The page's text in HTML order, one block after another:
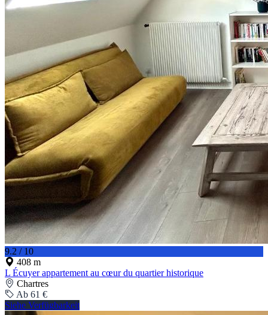
9.2 / 10
408 m
L Écuyer appartement au cœur du quartier historique
Chartres
Ab 61 €
Siehe Verfügbarkeit